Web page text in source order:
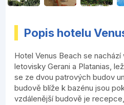
Popis hotelu
Hotel Venus Beach se
letovisky Gerani a Platanias,
se ze dvou patrových budov
budově blíže k bazénu jsou
vzdálenější budově je